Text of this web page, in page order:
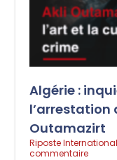
Algérie :
l’arrestation
Outamazirt
Riposte
commentaire